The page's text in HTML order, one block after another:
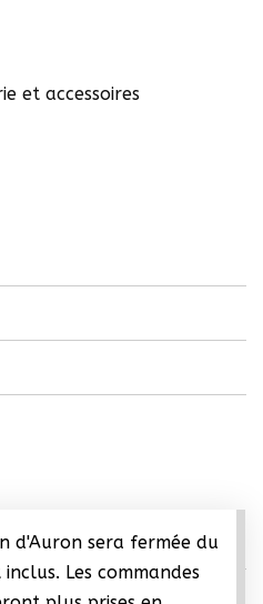
d'Auron sera fermée du
Les commandes
et accessoires
(CGV)